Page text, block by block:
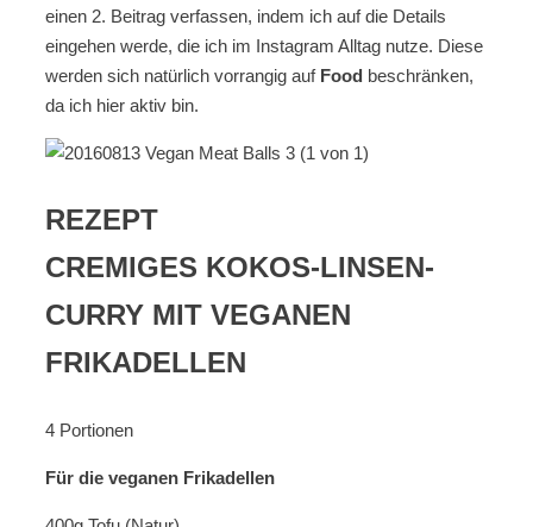
einen 2. Beitrag verfassen, indem ich auf die Details
eingehen werde, die ich im Instagram Alltag nutze. Diese
werden sich natürlich vorrangig auf Food beschränken,
da ich hier aktiv bin.
REZEPT
CREMIGES KOKOS-LINSEN-
CURRY MIT VEGANEN
FRIKADELLEN
4 Portionen
Für die veganen Frikadellen